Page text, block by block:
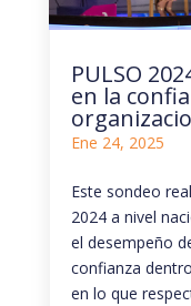
PULSO
en la
Ene 24, 2025
Este sondeo
2024 a nivel
el desempeño
confianza
en lo que